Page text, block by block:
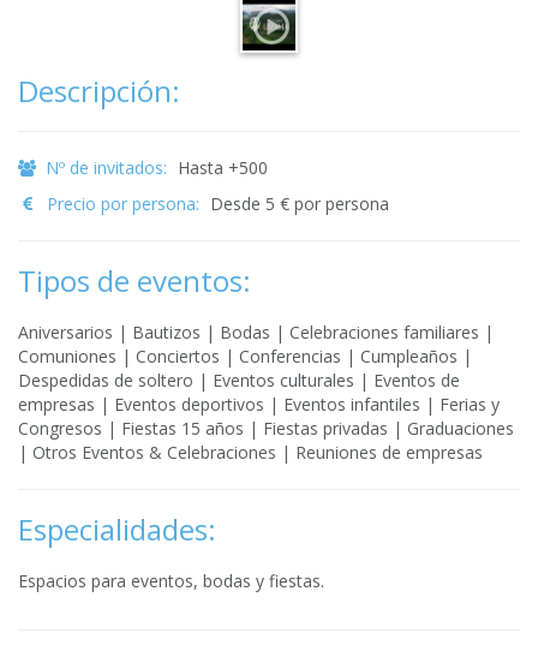
Descripción:
Nº de invitados: Hasta +500
Precio por persona: Desde 5 € por persona
Tipos de eventos:
Aniversarios | Bautizos | Bodas | Celebraciones familiares |
Comuniones | Conciertos | Conferencias | Cumpleaños |
Despedidas de soltero | Eventos culturales | Eventos de
empresas | Eventos deportivos | Eventos infantiles | Ferias y
Congresos | Fiestas 15 años | Fiestas privadas | Graduaciones
| Otros Eventos & Celebraciones | Reuniones de empresas
Especialidades:
Espacios para eventos, bodas y fiestas.